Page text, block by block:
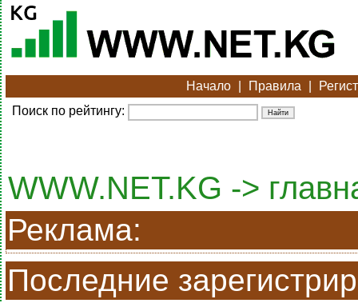
Начало Правила
Поиск по рейтингу:
WWW.NET.KG ->
Реклама:
Последние